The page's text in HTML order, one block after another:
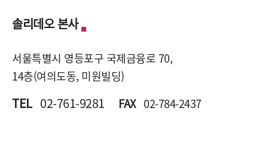
솔리데오 본사
서울특별시 영등포구 국제금융로 70,
14층(여의도동, 미원빌딩)
TEL 02-761-9281 FAX 02-784-2437